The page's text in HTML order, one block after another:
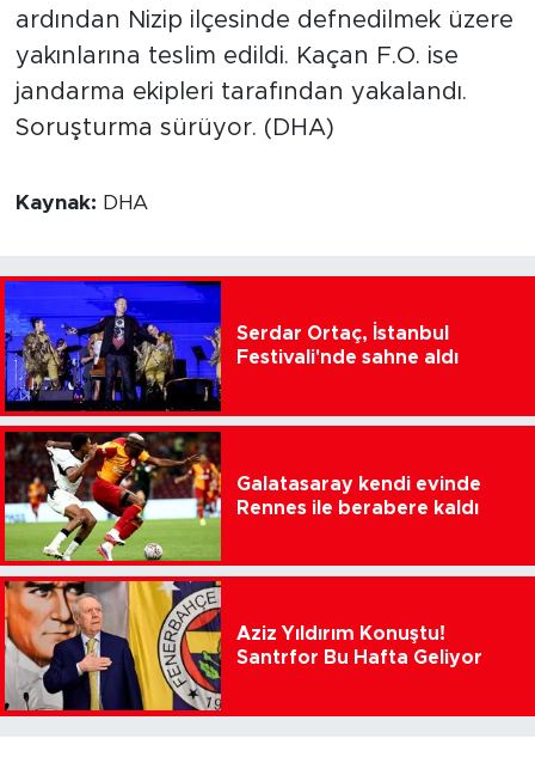
ardından Nizip ilçesinde defnedilmek üzere
yakınlarına teslim edildi. Kaçan F.O. ise
jandarma ekipleri tarafından yakalandı.
Soruşturma sürüyor. (DHA)
Kaynak: DHA
Serdar Ortaç, İstanbul
Festivali'nde sahne aldı
Galatasaray kendi evinde
Rennes ile berabere kaldı
Aziz Yıldırım Konuştu!
Santrfor Bu Hafta Geliyor